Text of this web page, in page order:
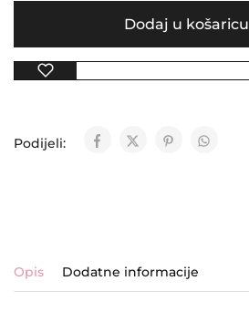
Dodaj u košaricu
Podijeli:
Opis Dodatne informacije